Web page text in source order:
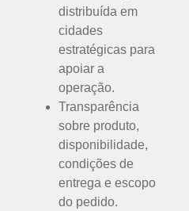
distribuída em
cidades
estratégicas para
apoiar a
operação.
Transparência
sobre produto,
disponibilidade,
condições de
entrega e escopo
do pedido.